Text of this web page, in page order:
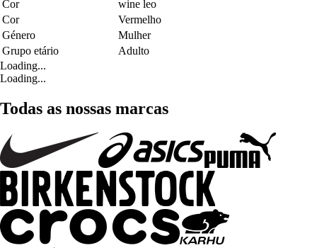
Cor
wine leo
Cor
Vermelho
Género
Mulher
Grupo etário
Adulto
Loading...
Loading...
Todas as nossas marcas